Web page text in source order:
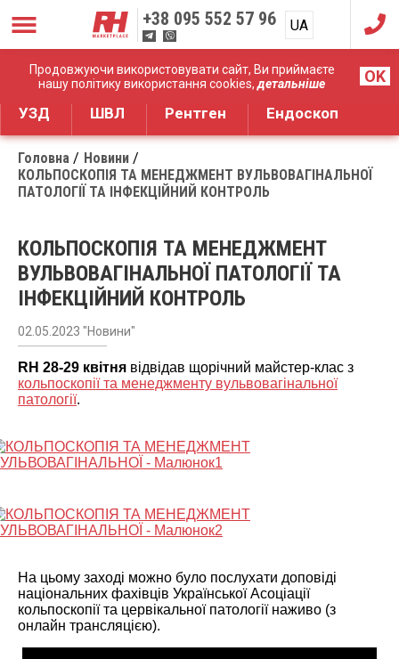
Продовжуючи використовувати сайт, Ви приймаєте
нашу політику використання cookies,детальніше OK
+38 095 552 57 96 UA
RU
Дистрибуція медичного обладнання
УЗД ШВЛ Рентген Ендоскоп
Головна
Новини
КОЛЬПОСКОПІЯ ТА МЕНЕДЖМЕНТ ВУЛЬВОВАГІНАЛЬНОЇ
ПАТОЛОГІЇ ТА ІНФЕКЦІЙНИЙ КОНТРОЛЬ
КОЛЬПОСКОПІЯ ТА МЕНЕДЖМЕНТ
ВУЛЬВОВАГІНАЛЬНОЇ ПАТОЛОГІЇ ТА
ІНФЕКЦІЙНИЙ КОНТРОЛЬ
02.05.2023 "Новини"
RH 28-29 квітня відвідав щорічний майстер-клас з
кольпоскопії та менеджменту вульвовагінальної
патології.
На цьому заході можно було послухати доповіді
національних фахівців Української Асоціації
кольпоскопії та цервікальної патології наживо (з
онлайн трансляцією).